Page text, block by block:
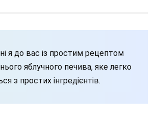
я до вас із простим рецептом
яблучного печива, яке легко
з простих інгредієнтів.